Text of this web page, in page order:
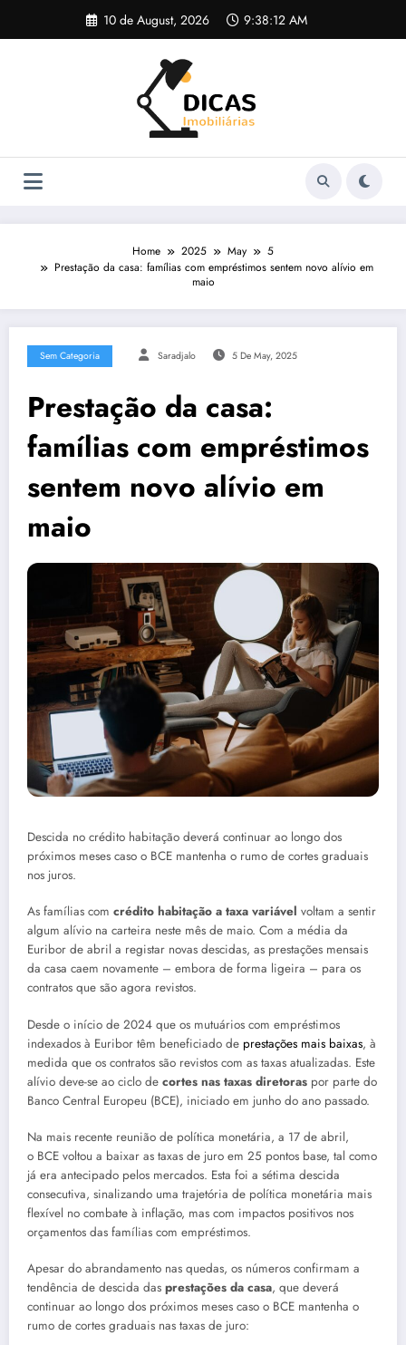
content
10 de August, 2026 9:38:12 AM
Home 2025 May
5
Prestação da casa: famílias com empréstimos sentem novo alívio em
maio
Sem Categoria Saradjalo 5 De May, 2025
Prestação da casa:
famílias com empréstimos
sentem novo alívio em
maio
Descida no crédito habitação deverá continuar ao longo dos
próximos meses caso o BCE mantenha o rumo de cortes graduais
nos juros.
As famílias com crédito habitação a taxa variável voltam a sentir
algum alívio na carteira neste mês de maio. Com a média da
Euribor de abril a registar novas descidas, as prestações mensais
da casa caem novamente – embora de forma ligeira – para os
contratos que são agora revistos.
Desde o início de 2024 que os mutuários com empréstimos
indexados à Euribor têm beneficiado de prestações mais baixas, à
medida que os contratos são revistos com as taxas atualizadas. Este
alívio deve-se ao ciclo de cortes nas taxas diretoras por parte do
Banco Central Europeu (BCE), iniciado em junho do ano passado.
Na mais recente reunião de política monetária, a 17 de abril,
o BCE voltou a baixar as taxas de juro em 25 pontos base, tal como
já era antecipado pelos mercados. Esta foi a sétima descida
consecutiva, sinalizando uma trajetória de política monetária mais
flexível no combate à inflação, mas com impactos positivos nos
orçamentos das famílias com empréstimos.
Apesar do abrandamento nas quedas, os números confirmam a
tendência de descida das prestações da casa, que deverá
continuar ao longo dos próximos meses caso o BCE mantenha o
rumo de cortes graduais nas taxas de juro: